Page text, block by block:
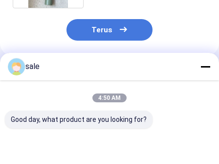
Terus
Rekomendasi Produk
sale
4:50 AM
Good day, what product are you looking for?